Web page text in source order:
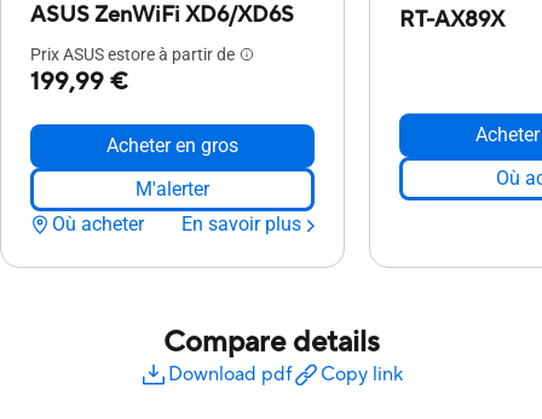
ASUS ZenWiFi XD6/XD6S
Prix ASUS estore à partir de
199,99 €
Acheter en gros
M'alerter
Où acheter
En savoir plus
RT-AX89X
Où
Compare details
Download pdf Copy link